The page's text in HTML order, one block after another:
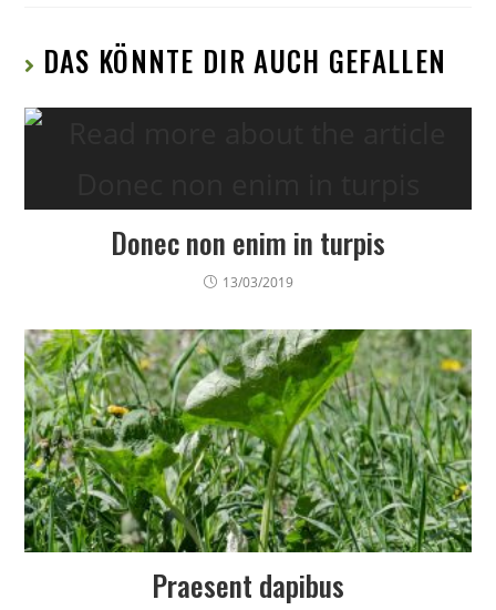
DAS KÖNNTE DIR AUCH GEFALLEN
Donec non enim in turpis
13/03/2019
Praesent dapibus